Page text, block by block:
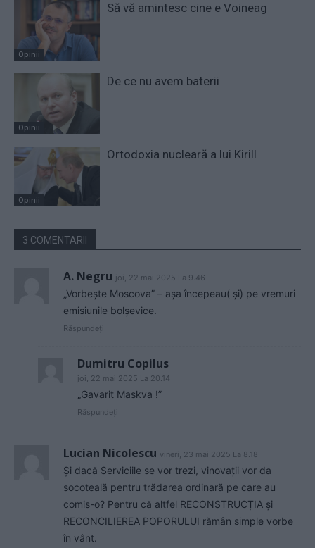
Opinii
Să vă amintesc cine e Voineag
Opinii
De ce nu avem baterii
Opinii
Ortodoxia nucleară a lui Kirill
3 COMENTARII
A. Negru joi, 22 mai 2025 La 9.46
„Vorbește Moscova” – așa începeau( și) pe vremuri
emisiunile bolșevice.
Răspundeți
Dumitru Copilus
joi, 22 mai 2025 La 20.14
„Gavarit Maskva !”
Răspundeți
Lucian Nicolescu vineri, 23 mai 2025 La 8.18
Și dacă Serviciile se vor trezi, vinovații vor da
socoteală pentru trădarea ordinară pe care au
comis-o? Pentru că altfel RECONSTRUCȚIA și
RECONCILIEREA POPORULUI rămân simple vorbe
în vânt.